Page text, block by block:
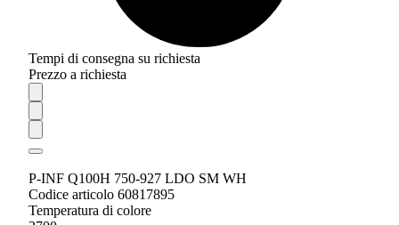
Tempi di consegna su richiesta
Prezzo a richiesta
P-INF Q100H 750-927 LDO SM WH
Codice articolo 60817895
Temperatura di colore